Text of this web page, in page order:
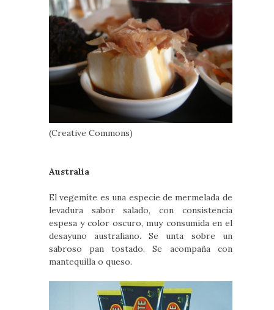
(Creative Commons)
Australia
El vegemite es una especie de mermelada de
levadura sabor salado, con consistencia
espesa y color oscuro, muy consumida en el
desayuno australiano. Se unta sobre un
sabroso pan tostado. Se acompaña con
mantequilla o queso.